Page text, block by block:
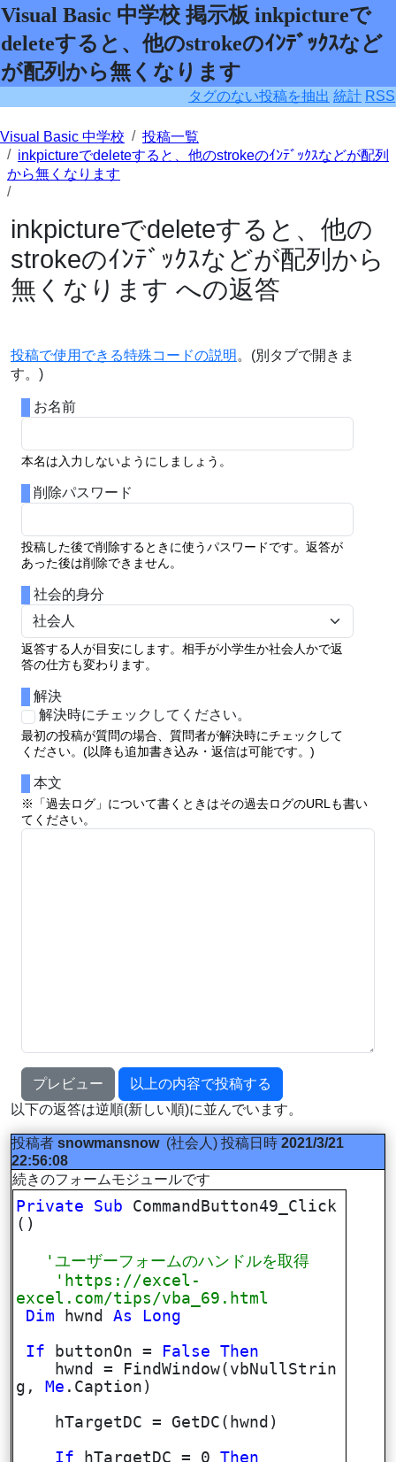
Visual Basic 中学校 掲示板 inkpictureで
deleteすると、他のstrokeのｲﾝﾃﾞｯｸｽなど
が配列から無くなります
タグのない投稿を抽出 統計 RSS
Visual Basic 中学校
投稿一覧
inkpictureでdeleteすると、他のstrokeのｲﾝﾃﾞｯｸｽなどが配列
から無くなります
inkpictureでdeleteすると、他の
strokeのｲﾝﾃﾞｯｸｽなどが配列から
無くなります への返答
投稿で使用できる特殊コードの説明 。(別タブで開きま
す。)
お名前
本名は入力しないようにしましょう。
削除パスワード
投稿した後で削除するときに使うパスワードです。返答が
あった後は削除できません。
社会的身分
返答する人が目安にします。相手が小学生か社会人かで返
答の仕方も変わります。
解決
解決時にチェックしてください。
最初の投稿が質問の場合、質問者が解決時にチェックして
ください。(以降も追加書き込み・返信は可能です。)
本文
※「過去ログ」について書くときはその過去ログのURLも書い
てください。
プレビュー
以上の内容で投稿する
以下の返答は逆順(新しい順)に並んでいます。
投稿者 snowmansnow(社会人) 投稿日時 2021/3/21
22:56:08
続きのフォームモジュールです
Private Sub CommandButton49_Click
()
'ユーザーフォームのハンドルを取得
'https://excel-
excel.com/tips/vba_69.html
Dim hwndAs
Long
If buttonOn = False
Then
hwnd = FindWindow(vbNullStrin
g, Me .Caption)
hTargetDC = GetDC(hwnd)
If hTargetDC = 0Then